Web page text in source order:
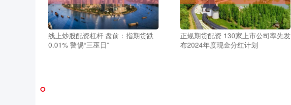
线上炒股配资杠杆 盘前：指期货跌
0.01% 警惕“三巫日”
正规期货配资 130家上市公司率先发
布2024年度现金分红计划